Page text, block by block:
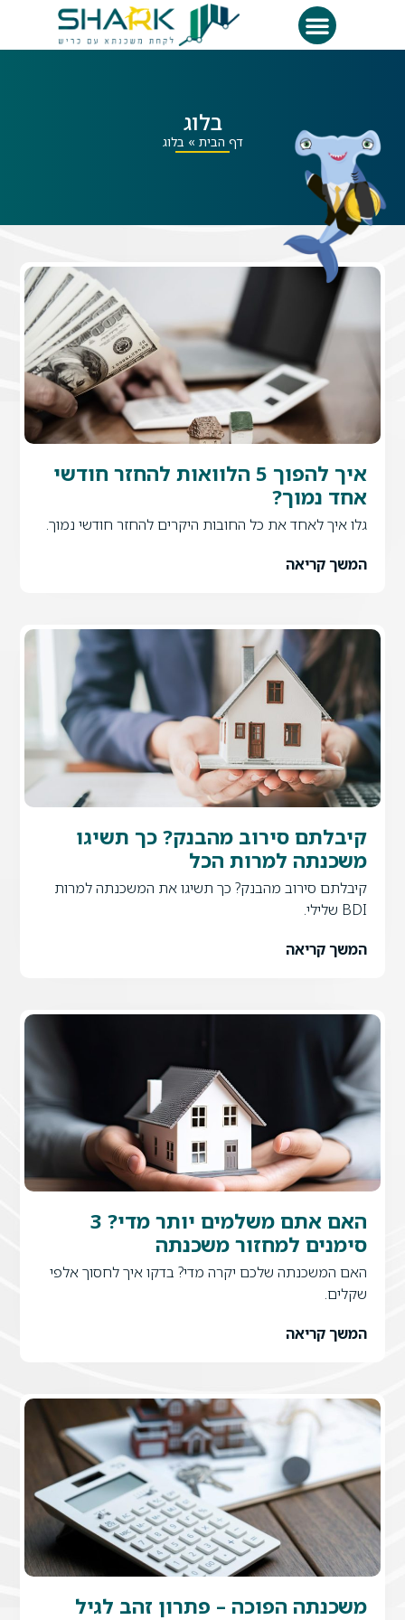
דף הבית בלוג
איך להפוך 5 הלוואות להחזר חודשי
נמוך?
לאחד את כל החובות היקרים להחזר חודשי נמוך.
קריאה
סירוב מהבנק? כך תשיגו
למרות הכל
סירוב מהבנק? כך תשיגו את המשכנתה למרות
קריאה
האם אתם משלמים יותר מדי? 3
למחזור משכנתה
המשכנתה שלכם יקרה מדי? בדקו איך לחסוך אלפי
קריאה
הפוכה – פתרון זהב לגיל